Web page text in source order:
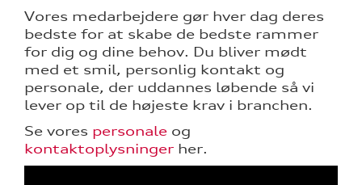
Vores medarbejdere gør hver dag deres
bedste for at skabe de bedste rammer
for dig og dine behov. Du bliver mødt
med et smil, personlig kontakt og
personale, der uddannes løbende så vi
lever op til de højeste krav i branchen.
Se vores personale og
kontaktoplysninger her.